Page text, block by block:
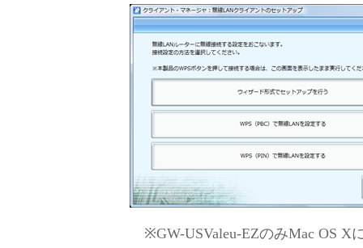
※GW-USValeu-EZのみMac OS X